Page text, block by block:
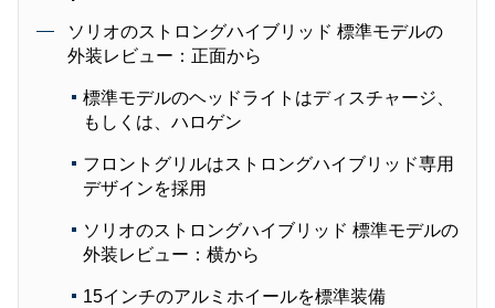
ソリオのストロングハイブリッド 標準モデルの
外装レビュー：正面から
標準モデルのヘッドライトはディスチャージ、
もしくは、ハロゲン
フロントグリルはストロングハイブリッド専用
デザインを採用
ソリオのストロングハイブリッド 標準モデルの
外装レビュー：横から
15インチのアルミホイールを標準装備